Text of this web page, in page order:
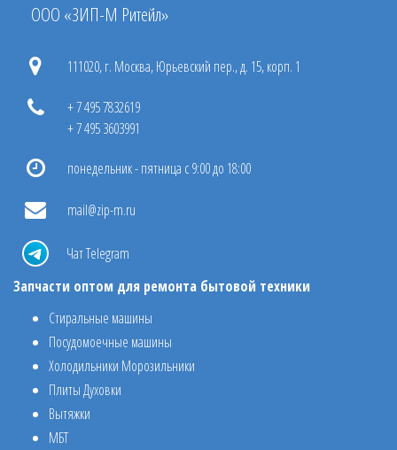
ООО «ЗИП-М Ритейл»
111020, г. Москва, Юрьевский пер., д. 15, корп. 1
+ 7 495 7832619
+ 7 495 3603991
понедельник - пятница с 9:00 до 18:00
mail@zip-m.ru
Чат Telegram
Запчасти оптом для ремонта бытовой техники
Стиральные машины
Посудомоечные машины
Холодильники Морозильники
Плиты Духовки
Вытяжки
МБТ